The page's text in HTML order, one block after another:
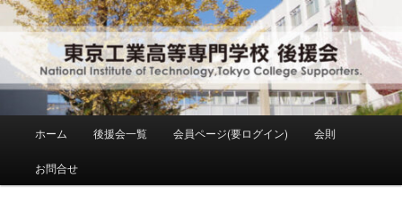
メ
イ
ン
コ
ン
東京工業高等専門学校 後援会
National Institute of Technology ,Tokyo College Supporters.
メ
ホーム 後援会一覧 会員ページ(要ログイン) 会則
お問合せ